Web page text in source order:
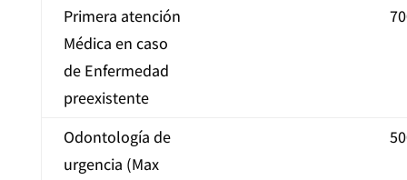
Primera atención
Médica en caso
de Enfermedad
preexistente
Odontología de
urgencia (Max